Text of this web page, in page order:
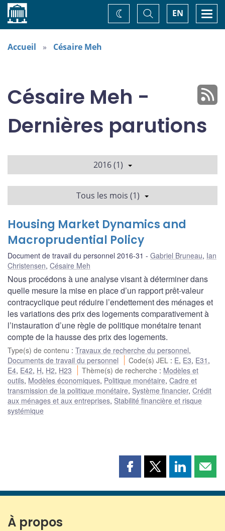
Accueil EN
Basculer
la
recherche
Changez
de
Accueil Césaire Meh
Césaire Meh -
Dernières parutions
2016 (1)
Tous les mois (1)
Housing Market Dynamics and
Macroprudential Policy
Document de travail du personnel 2016-31 Gabriel Bruneau, Ian
Christensen, Césaire Meh
Nous procédons à une analyse visant à déterminer dans
quelle mesure la mise en place d’un rapport prêt-valeur
contracyclique peut réduire l’endettement des ménages et
les variations des prix des logements comparativement à
l’instauration d’une règle de politique monétaire tenant
compte de la hausse des prix des logements.
Type(s) de contenu : Travaux de recherche du personnel,
Documents de travail du personnel
Code(s) JEL : E, E3, E31 ,
E4, E42, H, H2, H23 Thème(s) de recherche : Modèles et
outils, Modèles économiques, Politique monétaire, Cadre et
transmission de la politique monétaire, Système financier, Crédit
aux ménages et aux entreprises, Stabilité financière et risque
systémique
Partager
page
Partager
page
Partager
page page
À propos